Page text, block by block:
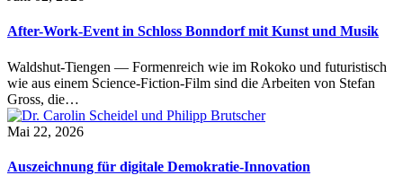
After-Work-Event in Schloss Bonndorf mit Kunst und Musik
Waldshut-Tiengen — Formenreich wie im Rokoko und futuristisch
wie aus einem Science-Fiction-Film sind die Arbeiten von Stefan
Gross, die…
Mai 22, 2026
Auszeichnung für digitale Demokratie-Innovation